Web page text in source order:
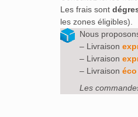
Les frais sont
les zones éligibles).
Nous
– Livraison
– Livraison
– Livraison
Les